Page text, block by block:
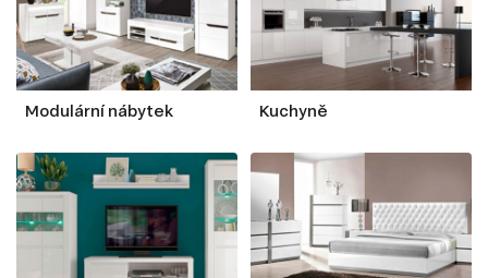
Modulární nábytek Kuchyně